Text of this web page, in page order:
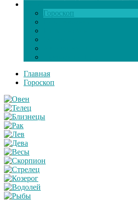
Гороскоп
Главная
Гороскоп